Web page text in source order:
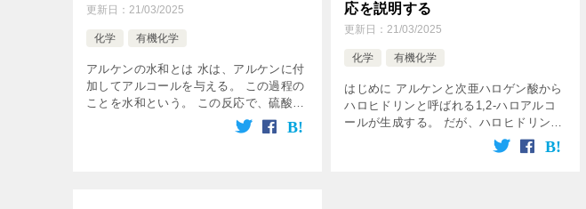
更新日： 21/03/2025
化学 有機化学
アルケンの水和とは 水は、アルケンに付
加してアルコールを与える。 この過程の
ことを水和という。 この反応で、硫酸な
どの強酸触媒で処理するとHXの付加と似
た機構で起こることが知られている。 実
応を説明する
更新日：21/03/2025
化学 有機化学
はじめに アルケンと次亜ハロゲン酸から
ハロヒドリンと呼ばれる1,2-ハロアルコ
ールが生成する。 だが、ハロヒドリンの
生成は、アルケンと次亜ハロゲン酸との
直接の反応で起こるのではない。 水の存